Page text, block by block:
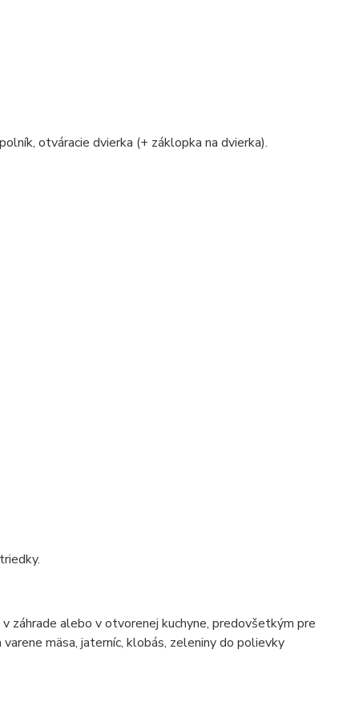
otváracie dvierka (+ záklopka na dvierka).
záhrade alebo v otvorenej kuchyne, predovšetkým pre
mäsa, jaterníc, klobás, zeleniny do polievky